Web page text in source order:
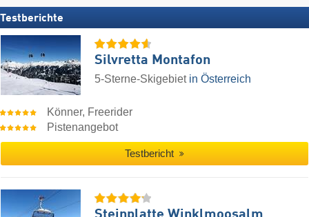
Testberichte
Silvretta Montafon
5-Sterne-Skigebiet in Österreich
Könner, Freerider
Pistenangebot
Testbericht